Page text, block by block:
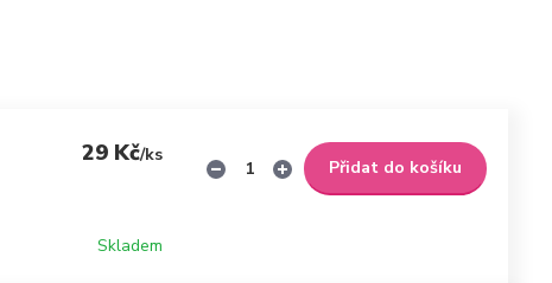
29 Kč/ks
Skladem
Přidat do košíku